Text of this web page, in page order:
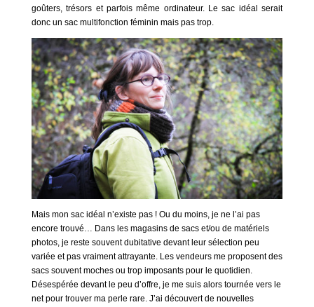
goûters, trésors et parfois même ordinateur. Le sac idéal serait
donc un sac multifonction féminin mais pas trop.
Mais mon sac idéal n’existe pas ! Ou du moins, je ne l’ai pas
encore trouvé… Dans les magasins de sacs et/ou de matériels
photos, je reste souvent dubitative devant leur sélection peu
variée et pas vraiment attrayante. Les vendeurs me proposent des
sacs souvent moches ou trop imposants pour le quotidien.
Désespérée devant le peu d’offre, je me suis alors tournée vers le
net pour trouver ma perle rare. J’ai découvert de nouvelles